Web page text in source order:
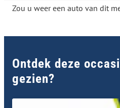
Zou u weer een auto van dit
Ontdek deze
gezien?